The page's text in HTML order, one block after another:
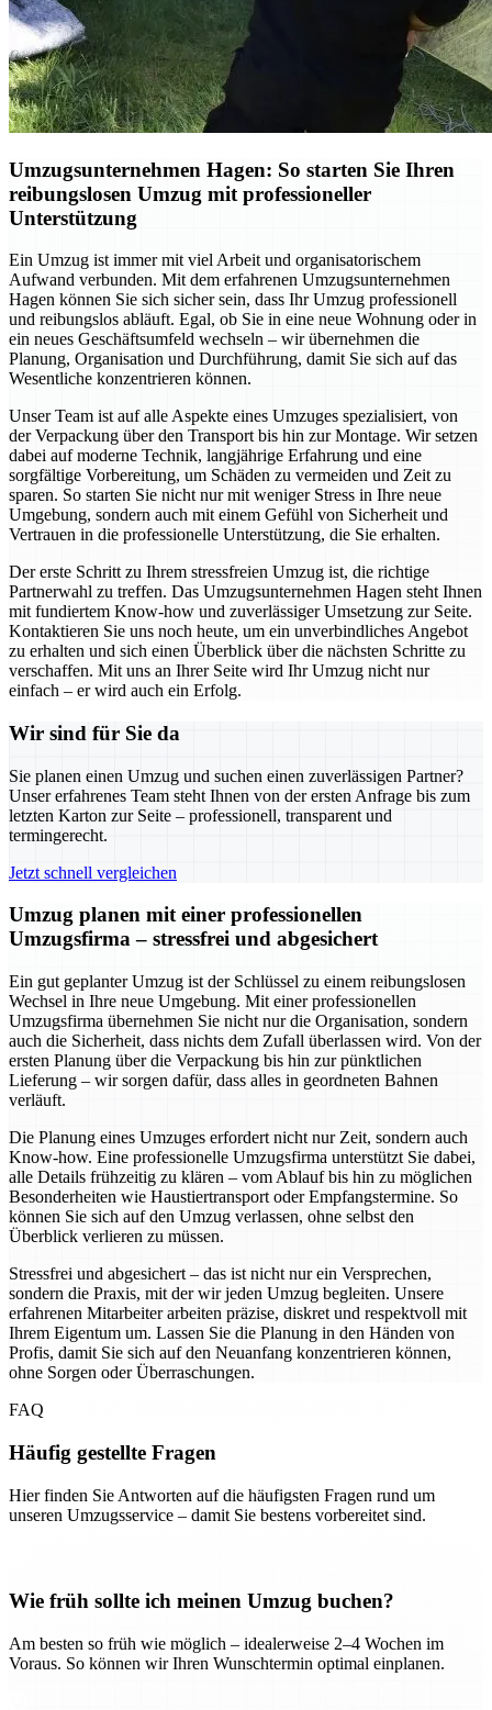
Umzugsunternehmen Hagen: So starten Sie Ihren
reibungslosen Umzug mit professioneller
Unterstützung
Ein Umzug ist immer mit viel Arbeit und organisatorischem
Aufwand verbunden. Mit dem erfahrenen Umzugsunternehmen
Hagen können Sie sich sicher sein, dass Ihr Umzug professionell
und reibungslos abläuft. Egal, ob Sie in eine neue Wohnung oder in
ein neues Geschäftsumfeld wechseln – wir übernehmen die
Planung, Organisation und Durchführung, damit Sie sich auf das
Wesentliche konzentrieren können.
Unser Team ist auf alle Aspekte eines Umzuges spezialisiert, von
der Verpackung über den Transport bis hin zur Montage. Wir setzen
dabei auf moderne Technik, langjährige Erfahrung und eine
sorgfältige Vorbereitung, um Schäden zu vermeiden und Zeit zu
sparen. So starten Sie nicht nur mit weniger Stress in Ihre neue
Umgebung, sondern auch mit einem Gefühl von Sicherheit und
Vertrauen in die professionelle Unterstützung, die Sie erhalten.
Der erste Schritt zu Ihrem stressfreien Umzug ist, die richtige
Partnerwahl zu treffen. Das Umzugsunternehmen Hagen steht Ihnen
mit fundiertem Know-how und zuverlässiger Umsetzung zur Seite.
Kontaktieren Sie uns noch heute, um ein unverbindliches Angebot
zu erhalten und sich einen Überblick über die nächsten Schritte zu
verschaffen. Mit uns an Ihrer Seite wird Ihr Umzug nicht nur
einfach – er wird auch ein Erfolg.
Wir sind für Sie da
Sie planen einen Umzug und suchen einen zuverlässigen Partner?
Unser erfahrenes Team steht Ihnen von der ersten Anfrage bis zum
letzten Karton zur Seite – professionell, transparent und
termingerecht.
Jetzt schnell vergleichen
Umzug planen mit einer professionellen
Umzugsfirma – stressfrei und abgesichert
Ein gut geplanter Umzug ist der Schlüssel zu einem reibungslosen
Wechsel in Ihre neue Umgebung. Mit einer professionellen
Umzugsfirma übernehmen Sie nicht nur die Organisation, sondern
auch die Sicherheit, dass nichts dem Zufall überlassen wird. Von der
ersten Planung über die Verpackung bis hin zur pünktlichen
Lieferung – wir sorgen dafür, dass alles in geordneten Bahnen
verläuft.
Die Planung eines Umzuges erfordert nicht nur Zeit, sondern auch
Know-how. Eine professionelle Umzugsfirma unterstützt Sie dabei,
alle Details frühzeitig zu klären – vom Ablauf bis hin zu möglichen
Besonderheiten wie Haustiertransport oder Empfangstermine. So
können Sie sich auf den Umzug verlassen, ohne selbst den
Überblick verlieren zu müssen.
Stressfrei und abgesichert – das ist nicht nur ein Versprechen,
sondern die Praxis, mit der wir jeden Umzug begleiten. Unsere
erfahrenen Mitarbeiter arbeiten präzise, diskret und respektvoll mit
Ihrem Eigentum um. Lassen Sie die Planung in den Händen von
Profis, damit Sie sich auf den Neuanfang konzentrieren können,
ohne Sorgen oder Überraschungen.
FAQ
Häufig gestellte Fragen
Hier finden Sie Antworten auf die häufigsten Fragen rund um
unseren Umzugsservice – damit Sie bestens vorbereitet sind.
Wie früh sollte ich meinen Umzug buchen?
Am besten so früh wie möglich – idealerweise 2–4 Wochen im
Voraus. So können wir Ihren Wunschtermin optimal einplanen.